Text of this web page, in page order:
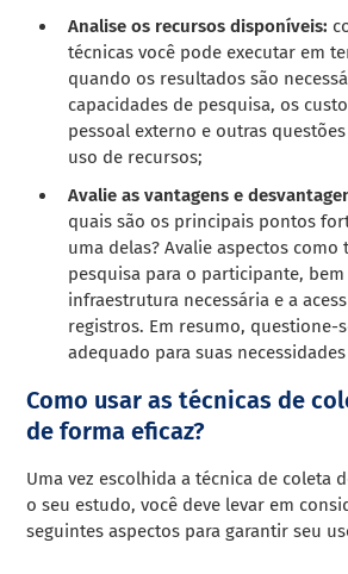
Analise os recursos disponíveis:
técnicas você pode executar em
quando os resultados são
capacidades de pesquisa, os
pessoal externo e outras
uso de recursos;
Avalie as vantagens e
quais são os principais pontos
uma delas? Avalie aspectos
pesquisa para o participante,
infraestrutura necessária e a
registros. Em resumo, questione-
adequado para suas
Como usar as técnicas de
de forma eficaz?
Uma vez escolhida a técnica de coleta
o seu estudo, você deve levar em
seguintes aspectos para garantir seu